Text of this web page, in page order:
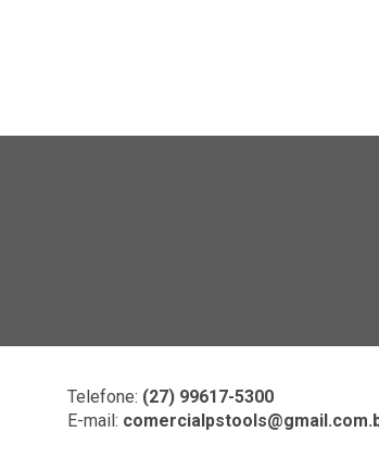
Telefone: (27) 99617-5300
E-mail: